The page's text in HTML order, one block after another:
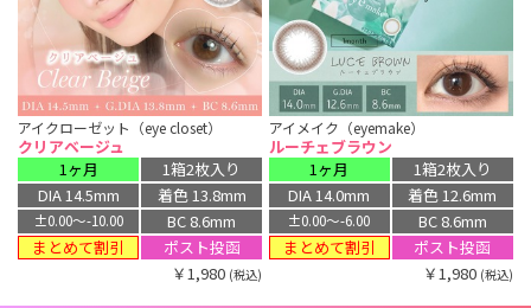
アイクローゼット（eye closet）
クリアベージュ
1ヶ月
1箱2枚入り
DIA 14.5mm
着色 13.8mm
±0.00〜-10.00
BC 8.6mm
まとめて割引
ポスト投函
￥1,980 (税込)
アイメイク（eyemake）
ルーチェブラウン
1ヶ月
1箱2枚入り
DIA 14.0mm
着色 12.6mm
±0.00〜-6.00
BC 8.6mm
まとめて割引
ポスト投函
￥1,980 (税込)